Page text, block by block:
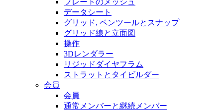
プレートのメッシュ
データシート
グリッド, ペンツールとスナップ
グリッド線と立面図
操作
3Dレンダラー
リジッドダイヤフラム
ストラットとタイビルダー
会員
会員
通常メンバーと継続メンバー